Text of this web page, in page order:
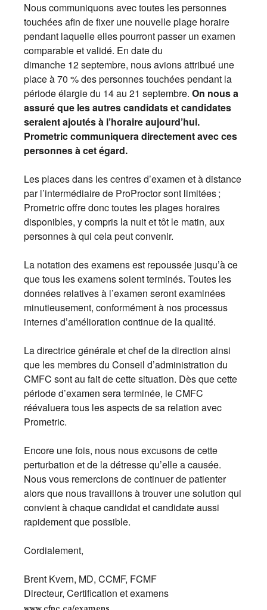
Nous communiquons avec toutes les personnes
touchées afin de fixer une nouvelle plage horaire
pendant laquelle elles pourront passer un examen
comparable et validé. En date du
dimanche 12 septembre, nous avions attribué une
place à 70 % des personnes touchées pendant la
période élargie du 14 au 21 septembre. On nous a
assuré que les autres candidats et candidates
seraient ajoutés à l’horaire aujourd’hui.
Prometric communiquera directement avec ces
personnes à cet égard.
Les places dans les centres d’examen et à distance
par l’intermédiaire de ProProctor sont limitées ;
Prometric offre donc toutes les plages horaires
disponibles, y compris la nuit et tôt le matin, aux
personnes à qui cela peut convenir.
La notation des examens est repoussée jusqu’à ce
que tous les examens soient terminés. Toutes les
données relatives à l’examen seront examinées
minutieusement, conformément à nos processus
internes d’amélioration continue de la qualité.
La directrice générale et chef de la direction ainsi
que les membres du Conseil d’administration du
CMFC sont au fait de cette situation. Dès que cette
période d’examen sera terminée, le CMFC
réévaluera tous les aspects de sa relation avec
Prometric.
Encore une fois, nous nous excusons de cette
perturbation et de la détresse qu’elle a causée.
Nous vous remercions de continuer de patienter
alors que nous travaillons à trouver une solution qui
convient à chaque candidat et candidate aussi
rapidement que possible.
Cordialement,
Brent Kvern, MD, CCMF, FCMF
Directeur, Certification et examens